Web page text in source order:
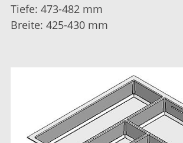
Tiefe: 473-482 mm
Breite: 425-430 mm